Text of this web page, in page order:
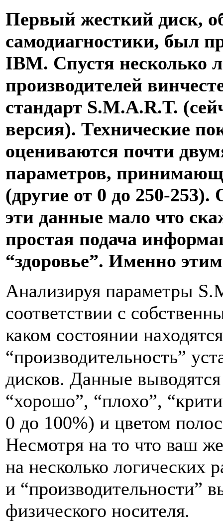
Первый жесткий диск,
самодиагностики, был
IBM. Спустя несколько
производителей
стандарт S.M.A.R.T.
версия). Технические
оцениваются почти
параметров,
(другие от 0 до 250-
эти данные мало что
простая подача
“здоровье”. Именно
Анализируя параметры
соответствии с
каком состоянии
“производительность”
дисков. Данные
“хорошо”, “плохо”,
0 до 100%) и цветом
Несмотря на то что ваш
на несколько логических
и “производительности”
физического носителя.